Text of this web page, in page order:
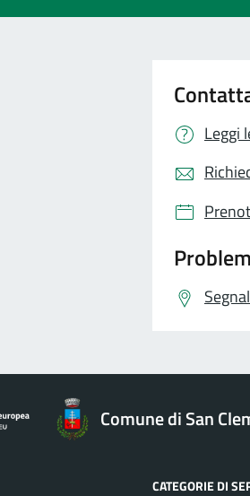
Leggi
Comune di San
CATEGORIE DI